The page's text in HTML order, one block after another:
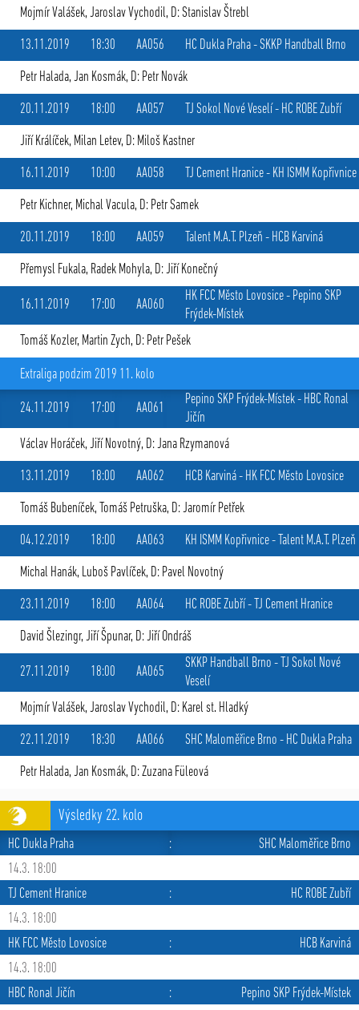
Mojmír Valášek, Jaroslav Vychodil, D: Stanislav Štrebl
13.11.2019 18:30 AA056 HC Dukla Praha-SKKP Handball Brno
Petr Halada, Jan Kosmák, D: Petr Novák
20.11.2019 18:00 AA057 TJ Sokol Nové Veselí- HC ROBE Zubří
Jiří Králíček, Milan Letev, D: Miloš Kastner
16.11.2019 10:00 AA058 TJ Cement Hranice- KH ISMM Kopřivnice
Petr Kichner, Michal Vacula, D: Petr Samek
20.11.2019 18:00 AA059 Talent M.A.T. Plzeň - HCB Karviná
Přemysl Fukala, Radek Mohyla, D: Jiří Konečný
16.11.2019 17:00 AA060
HK FCC Město Lovosice- Pepino SKP
Frýdek-Místek
Tomáš Kozler, Martin Zych, D: Petr Pešek
Extraliga podzim 2019 11. kolo
24.11.2019 17:00 AA061
Pepino SKP Frýdek-Místek- HBC Ronal
Jičín
Václav Horáček, Jiří Novotný, D: Jana Rzymanová
13.11.2019 18:00 AA062 HCB Karviná- HK FCC Město Lovosice
Tomáš Bubeníček, Tomáš Petruška, D: Jaromír Petřek
04.12.2019 18:00 AA063 KH ISMM Kopřivnice- Talent M.A.T. Plzeň
Michal Hanák, Luboš Pavlíček, D: Pavel Novotný
23.11.2019 18:00 AA064 HC ROBE Zubří- TJ Cement Hranice
David Šlezingr, Jiří Špunar, D: Jiří Ondráš
27.11.2019 18:00 AA065
SKKP Handball Brno - TJ Sokol Nové
Veselí
Mojmír Valášek, Jaroslav Vychodil, D: Karel st. Hladký
22.11.2019 18:30 AA066 SHC Maloměřice Brno - HC Dukla Praha
Petr Halada, Jan Kosmák, D: Zuzana Füleová
Výsledky 22. kolo
HC Dukla Praha :
SHC Maloměřice Brno
14.3. 18:00
TJ Cement Hranice
:
HC ROBE Zubří
14.3. 18:00
HK FCC Město Lovosice
:
HCB Karviná
14.3. 18:00
HBC Ronal Jičín
:
Pepino SKP Frýdek-Místek